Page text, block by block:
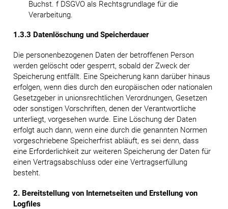
Buchst. f DSGVO als Rechtsgrundlage für die
Verarbeitung.
1.3.3 Datenlöschung und Speicherdauer
Die personenbezogenen Daten der betroffenen Person
werden gelöscht oder gesperrt, sobald der Zweck der
Speicherung entfällt. Eine Speicherung kann darüber hinaus
erfolgen, wenn dies durch den europäischen oder nationalen
Gesetzgeber in unionsrechtlichen Verordnungen, Gesetzen
oder sonstigen Vorschriften, denen der Verantwortliche
unterliegt, vorgesehen wurde. Eine Löschung der Daten
erfolgt auch dann, wenn eine durch die genannten Normen
vorgeschriebene Speicherfrist abläuft, es sei denn, dass
eine Erforderlichkeit zur weiteren Speicherung der Daten für
einen Vertragsabschluss oder eine Vertragserfüllung
besteht.
2. Bereitstellung von Internetseiten und Erstellung von
Logfiles